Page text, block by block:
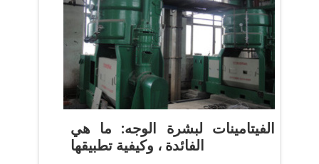
الفيتامينات لبشرة الوجه: ما هي
الفائدة ، وكيفية تطبيقها